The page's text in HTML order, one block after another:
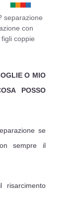
separazione
con
coppie
O MIO
POSSO
se
sempre il
risarcimento